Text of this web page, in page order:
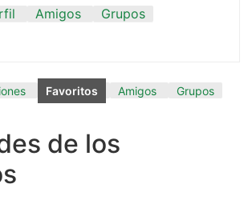
Amigos
Grupos
Favoritos Amigos Grupos
de los